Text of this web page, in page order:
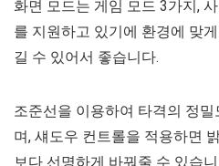
화면 모드는 게임 모드 3가지,
를 지원하고 있기에 환경에 맞
길 수 있어서 좋습니다.
조준선을 이용하여 타격의 정
며, 섀도우 컨트롤을 적용하면
보다 선명하게 바꿔줄 수 있습